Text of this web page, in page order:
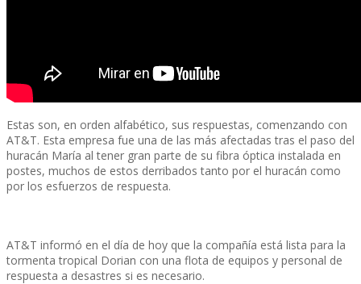
Estas son, en orden alfabético, sus respuestas, comenzando con
AT&T. Esta empresa fue una de las más afectadas tras el paso del
huracán Marí­a al tener gran parte de su fibra óptica instalada en
postes, muchos de estos derribados tanto por el huracán como
por los esfuerzos de respuesta.
AT&T informó en el dí­a de hoy que la compañí­a está lista para la
tormenta tropical Dorian con una flota de equipos y personal de
respuesta a desastres si es necesario.